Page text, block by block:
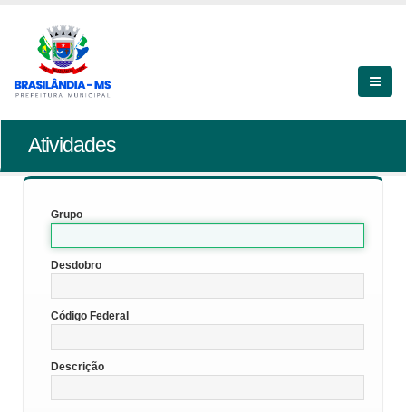
Atividades
Grupo
Desdobro
Código Federal
Descrição